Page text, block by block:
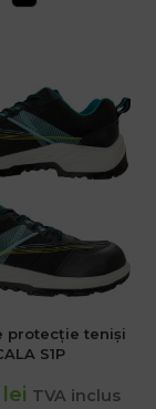
protecție teniși
S1P
TVA inclus